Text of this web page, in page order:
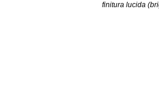
finitura lucida